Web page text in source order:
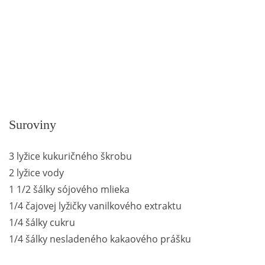
Suroviny
3 lyžice kukuričného škrobu
2 lyžice vody
1 1/2 šálky sójového mlieka
1/4 čajovej lyžičky vanilkového extraktu
1/4 šálky cukru
1/4 šálky nesladeného kakaového prášku